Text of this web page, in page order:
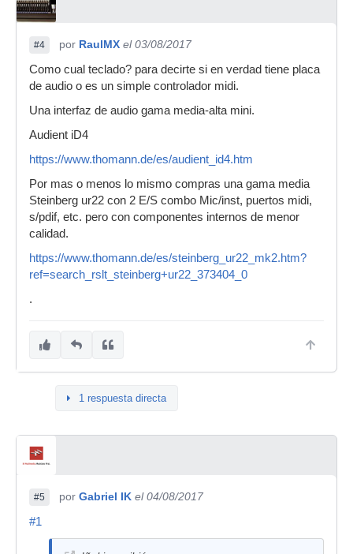
#4 por RaulMX el 03/08/2017
Como cual teclado? para decirte si en verdad tiene placa
de audio o es un simple controlador midi.
Una interfaz de audio gama media-alta mini.
Audient iD4
https://www.thomann.de/es/audient_id4.htm
Por mas o menos lo mismo compras una gama media
Steinberg ur22 con 2 E/S combo Mic/inst, puertos midi,
s/pdif, etc. pero con componentes internos de menor
calidad.
https://www.thomann.de/es/steinberg_ur22_mk2.htm?
ref=search_rslt_steinberg+ur22_373404_0
.
1 respuesta directa
#5 por Gabriel IK el 04/08/2017
#1